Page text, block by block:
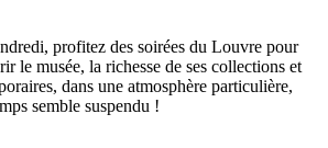
profitez des soirées du Louvre pour
le musée, la richesse de ses collections et
dans une atmosphère particulière,
semble suspendu !